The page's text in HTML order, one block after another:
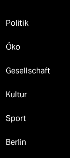
Politik
Öko
Gesellschaft
Kultur
Sport
Berlin